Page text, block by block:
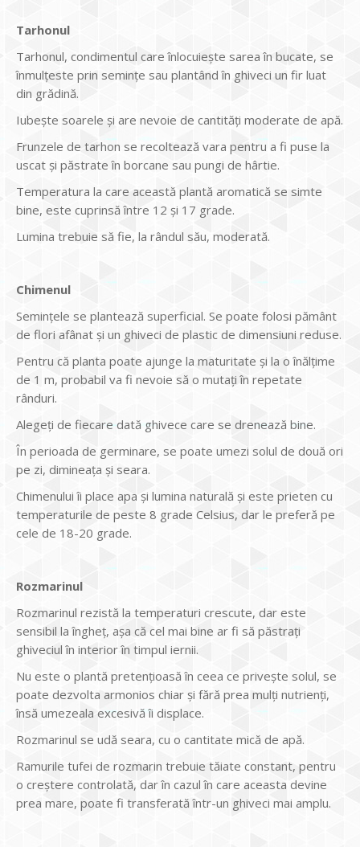
Tarhonul
Tarhonul, condimentul care înlocuieşte sarea în bucate, se
înmulţeste prin seminţe sau plantând în ghiveci un fir luat
din grădină.
Iubeşte soarele şi are nevoie de cantităţi moderate de apă.
Frunzele de tarhon se recoltează vara pentru a fi puse la
uscat şi păstrate în borcane sau pungi de hârtie.
Temperatura la care această plantă aromatică se simte
bine, este cuprinsă între 12 şi 17 grade.
Lumina trebuie să fie, la rândul său, moderată.
Chimenul
Seminţele se plantează superficial. Se poate folosi pământ
de flori afânat şi un ghiveci de plastic de dimensiuni reduse.
Pentru că planta poate ajunge la maturitate şi la o înălţime
de 1 m, probabil va fi nevoie să o mutaţi în repetate
rânduri.
Alegeţi de fiecare dată ghivece care se drenează bine.
În perioada de germinare, se poate umezi solul de două ori
pe zi, dimineaţa şi seara.
Chimenului îi place apa şi lumina naturală şi este prieten cu
temperaturile de peste 8 grade Celsius, dar le preferă pe
cele de 18-20 grade.
Rozmarinul
Rozmarinul rezistă la temperaturi crescute, dar este
sensibil la îngheţ, aşa că cel mai bine ar fi să păstraţi
ghiveciul în interior în timpul iernii.
Nu este o plantă pretenţioasă în ceea ce priveşte solul, se
poate dezvolta armonios chiar şi fără prea mulţi nutrienţi,
însă umezeala excesivă îi displace.
Rozmarinul se udă seara, cu o cantitate mică de apă.
Ramurile tufei de rozmarin trebuie tăiate constant, pentru
o creştere controlată, dar în cazul în care aceasta devine
prea mare, poate fi transferată într-un ghiveci mai amplu.